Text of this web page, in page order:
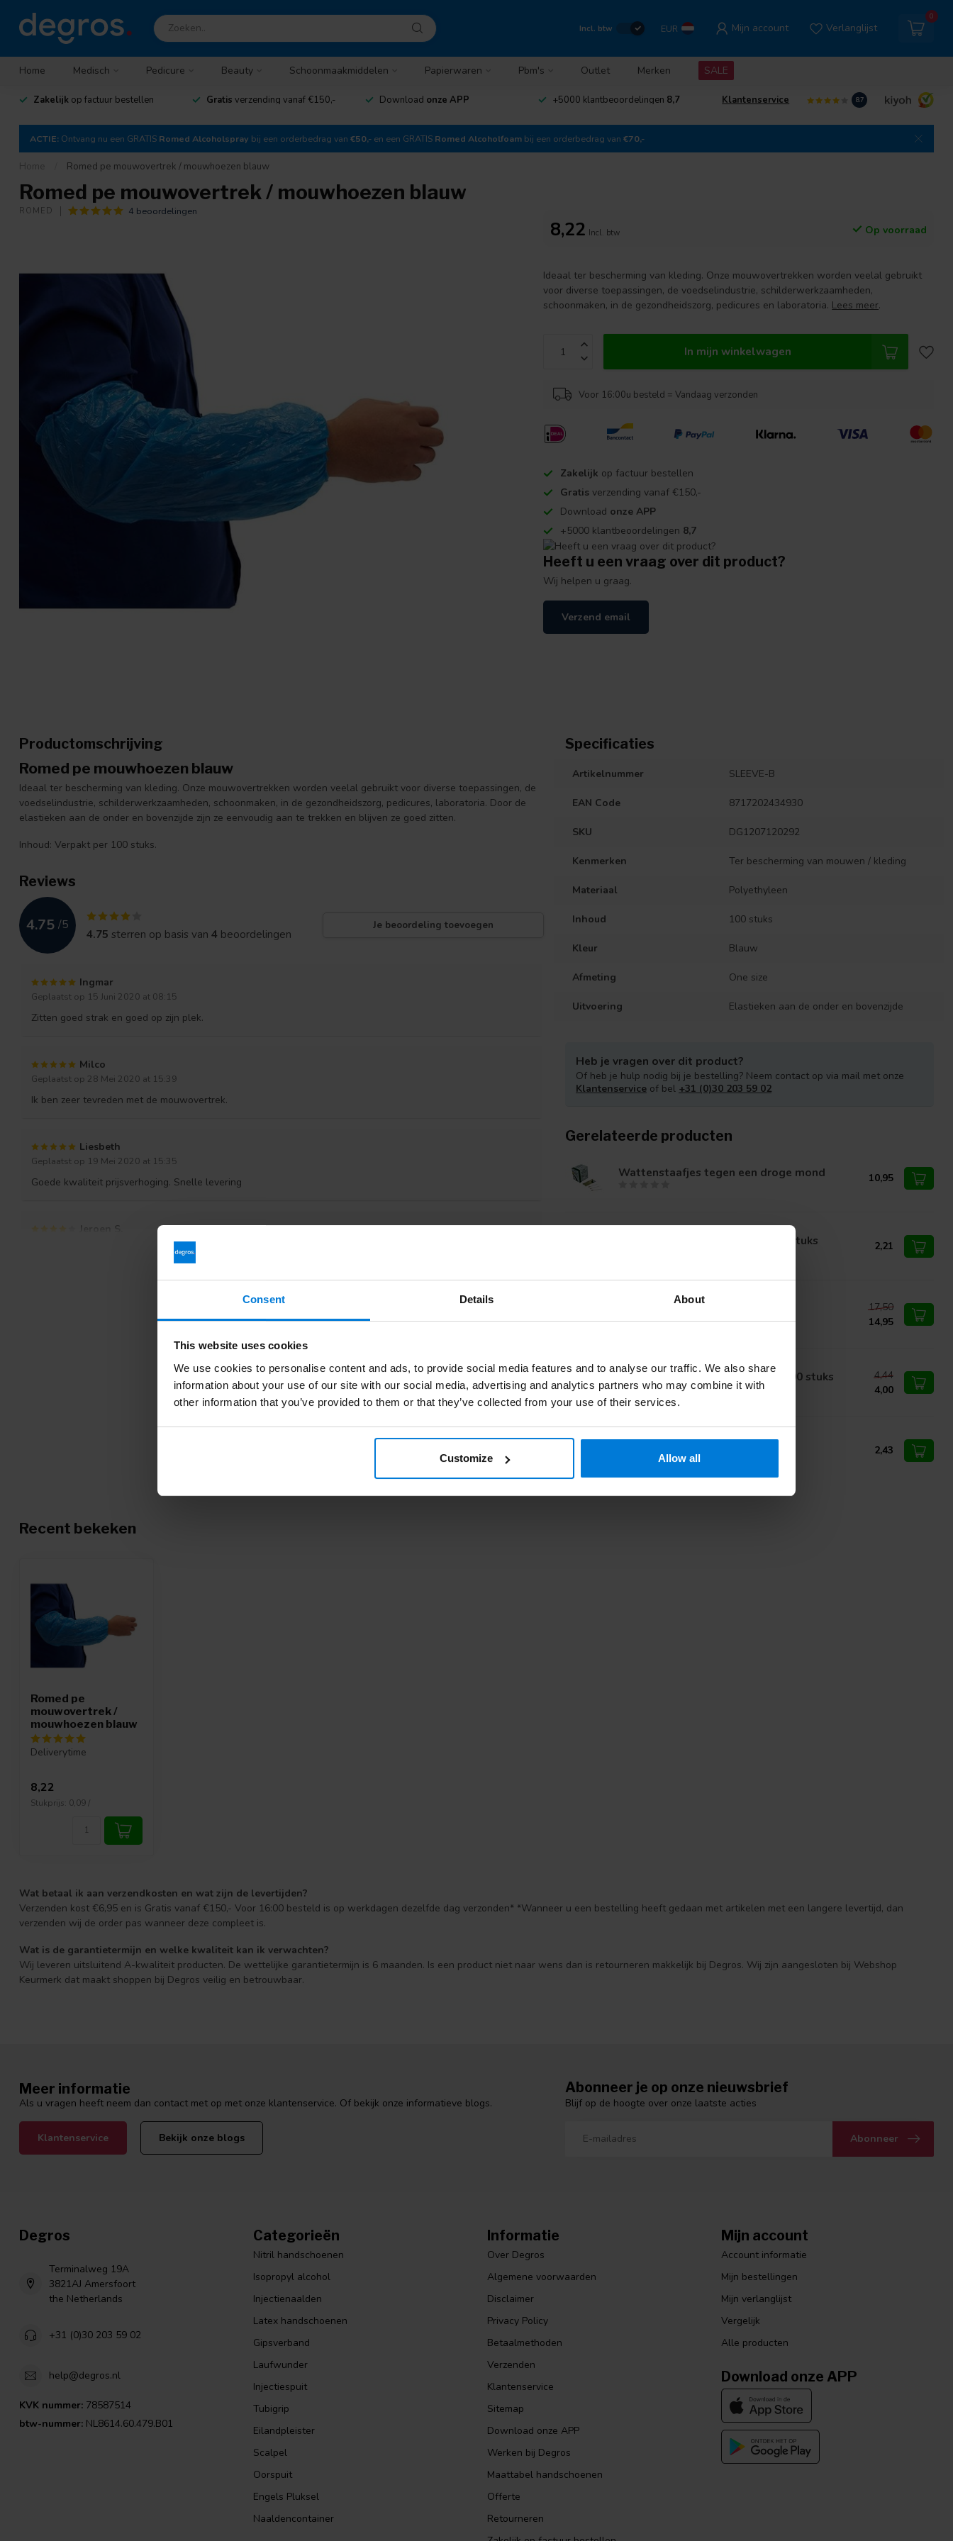
Consent Details About
This website uses cookies
We use cookies to personalise content and ads, to provide social media features and to analyse our traffic. We also share
information about your use of our site with our social media, advertising and analytics partners who may combine it with
other information that you’ve provided to them or that they’ve collected from your use of their services.
Customize Allow all
Incl. btw EUR Mijn account Verlanglijst
0
Home Medisch Pedicure Beauty Schoonmaakmiddelen Papierwaren Pbm's Outlet Merken SALE
Zakelijk op factuur bestellen Gratis verzending vanaf €150,- Download onze APP +5000 klantbeoordelingen 8,7 Klantenservice 8.7
ACTIE: Ontvang nu een GRATIS Romed Alcoholspray bij een orderbedrag van €50,- en een GRATIS Romed Alcoholfoam bij een orderbedrag van €70,-
Home Romed pe mouwovertrek / mouwhoezen blauw
Romed pe mouwovertrek / mouwhoezen blauw
ROMED 4 beoordelingen
8,22 Incl. btw Op voorraad
Ideaal ter bescherming van kleding. Onze mouwovertrekken worden veelal gebruikt
voor diverse toepassingen, de voedselindustrie, schilderwerkzaamheden,
schoonmaken, in de gezondheidszorg, pedicures en laboratoria. Lees meer.
In mijn winkelwagen
Voor 16:00u besteld = Vandaag verzonden
Zakelijk op factuur bestellen
Gratis verzending vanaf €150,-
Download onze APP
+5000 klantbeoordelingen 8,7
Heeft u een vraag over dit product?
Wij helpen u graag.
Verzend email
Productomschrijving
Romed pe mouwhoezen blauw
Ideaal ter bescherming van kleding. Onze mouwovertrekken worden veelal gebruikt voor diverse toepassingen, de
voedselindustrie, schilderwerkzaamheden, schoonmaken, in de gezondheidszorg, pedicures, laboratoria. Door de
elastieken aan de onder en bovenzijde zijn ze eenvoudig aan te trekken en blijven ze goed zitten.
Inhoud: Verpakt per 100 stuks.
Reviews
4.75 /5
4.75 sterren op basis van 4 beoordelingen
Je beoordeling toevoegen
Ingmar
Geplaatst op 15 Juni 2020 at 08:15
Zitten goed strak en goed op zijn plek.
Milco
Geplaatst op 28 Mei 2020 at 15:39
Ik ben zeer tevreden met de mouwovertrek.
Liesbeth
Geplaatst op 19 Mei 2020 at 15:35
Goede kwaliteit prijsverhoging. Snelle levering
Jeroen S.
Geplaatst op 13 Mei 2020 at 08:06
Prima alternatief voor schorten met lange mouwen
Specificaties
Artikelnummer SLEEVE-B
EAN Code 8717202434930
SKU DG1207120292
Kenmerken Ter bescherming van mouwen / kleding
Materiaal Polyethyleen
Inhoud 100 stuks
Kleur Blauw
Afmeting One size
Uitvoering Elastieken aan de onder en bovenzijde
Heb je vragen over dit product?
Of heb je hulp nodig bij je bestelling? Neem contact op via mail met onze
Klantenservice of bel +31 (0)30 203 59 02
Gerelateerde producten
Wattenstaafjes tegen een droge mond 10,95
Romed houten tongspatels 100 stuks 2,21
Romed spuugzakken - 50 stuks
17,50
14,95
3x Romed houten tongspatels 100 stuks
4,44
4,00
Romed shampoo muts 2,43
Recent bekeken
Romed pe
mouwovertrek /
mouwhoezen blauw
Deliverytime
8,22
Stukprijs: 0,09 /
Wat betaal ik aan verzendkosten en wat zijn de levertijden?
Verzenden kost €6,95 en is Gratis vanaf €150,- Voor 16:00 besteld is op werkdagen dezelfde dag verzonden* *Wanneer u een bestelling heeft gedaan met artikelen met een langere levertijd, dan
verzenden wij de order pas wanneer deze compleet is.
Wat is de garantietermijn en welke kwaliteit kan ik verwachten?
Wij leveren uitsluitend A-kwaliteit producten. De wettelijke garantietermijn is 6 maanden. Is een product niet naar wens dan is retourneren makkelijk bij Degros. Wij zijn aangesloten bij Webshop
Keurmerk dat maakt shoppen bij Degros veilig en betrouwbaar.
Meer informatie
Als u vragen heeft neem dan contact met op met onze klantenservice. Of bekijk onze informatieve blogs.
Klantenservice Bekijk onze blogs
Abonneer je op onze nieuwsbrief
Blijf op de hoogte over onze laatste acties
Abonneer
Degros
Terminalweg 19A
3821AJ Amersfoort
the Netherlands
+31 (0)30 203 59 02
help@degros.nl
KVK nummer: 78587514
btw-nummer: NL8614.60.479.B01
Categorieën
Nitril handschoenen
Isopropyl alcohol
Injectienaalden
Latex handschoenen
Gipsverband
Laufwunder
Injectiespuit
Tubigrip
Eilandpleister
Scalpel
Oorspuit
Engels Pluksel
Naaldencontainer
Informatie
Over Degros
Algemene voorwaarden
Disclaimer
Privacy Policy
Betaalmethoden
Verzenden
Klantenservice
Sitemap
Download onze APP
Werken bij Degros
Maattabel handschoenen
Offerte
Retourneren
Mijn account
Account informatie
Mijn bestellingen
Mijn verlanglijst
Vergelijk
Alle producten
Download onze APP